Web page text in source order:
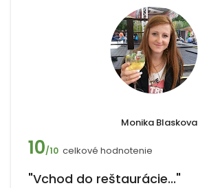
Monika Blaskova
10/10 celkové hodnotenie
"Vchod do reštaurácie..."